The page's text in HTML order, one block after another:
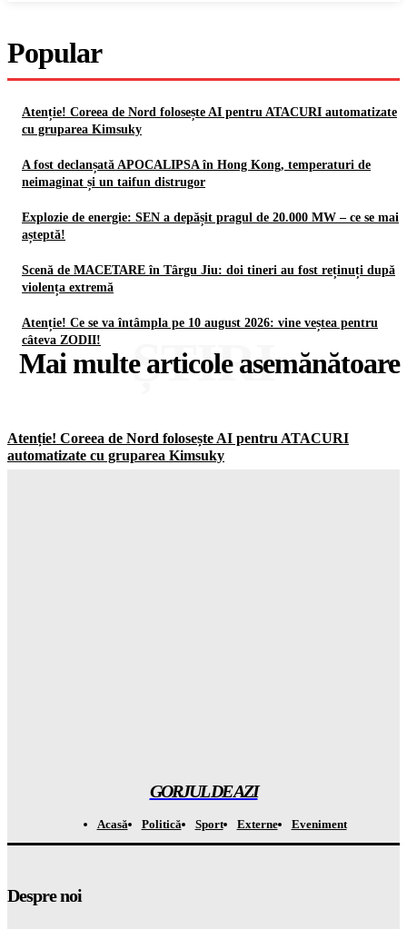
Popular
Atenție! Coreea de Nord folosește AI pentru ATACURI automatizate
cu gruparea Kimsuky
A fost declanșată APOCALIPSA în Hong Kong, temperaturi de
neimaginat și un taifun distrugor
Explozie de energie: SEN a depășit pragul de 20.000 MW – ce se mai
așteptă!
Scenă de MACETARE în Târgu Jiu: doi tineri au fost reținuți după
violența extremă
Atenție! Ce se va întâmpla pe 10 august 2026: vine veștea pentru
câteva ZODII!
Mai multe articole asemănătoare
ȘTIRI
Atenție! Coreea de Nord folosește AI pentru ATACURI
automatizate cu gruparea Kimsuky
GORJUL DE AZI
Acasă Politică Sport Externe Eveniment
Despre noi